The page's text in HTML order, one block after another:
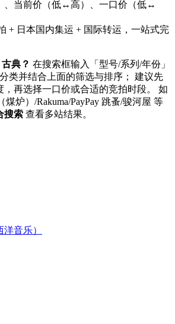
、当前价（低↔高）、一口价（低↔
+ 日本国内集运 + 国际转运，一站式完
典？ 在搜索框输入「型号/系列/年份」
类并结合上面的筛选与排序； 建议先
，再选择一口价或合适的竞拍时段。 如
（煤炉）/Rakuma/PayPay 跳蚤/骏河屋 等
搜索 查看多站结果。
音乐）